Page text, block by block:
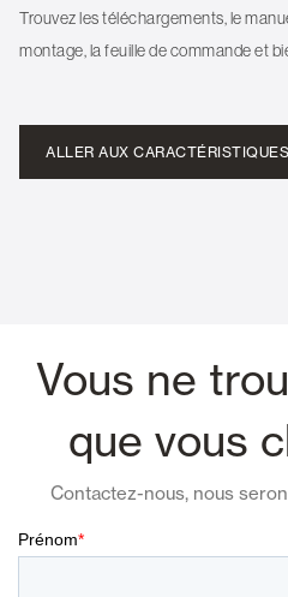
Trouvez les téléchargements, le
montage, la feuille de commande et
ALLER AUX
Vous ne
que vous
Contactez-nous, nous